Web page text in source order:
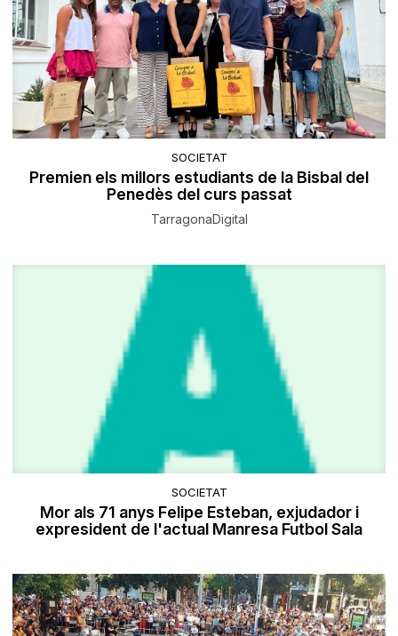
SOCIETAT
Premien els millors estudiants de la Bisbal del
Penedès del curs passat
TarragonaDigital
SOCIETAT
Mor als 71 anys Felipe Esteban, exjudador i
expresident de l'actual Manresa Futbol Sala